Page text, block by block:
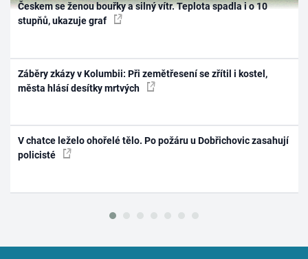
Českem se ženou bouřky a silný vítr. Teplota spadla i o 10
stupňů, ukazuje graf
Záběry zkázy v Kolumbii: Při zemětřesení se zřítil i kostel,
města hlásí desítky mrtvých
V chatce leželo ohořelé tělo. Po požáru u Dobřichovic zasahují
policisté